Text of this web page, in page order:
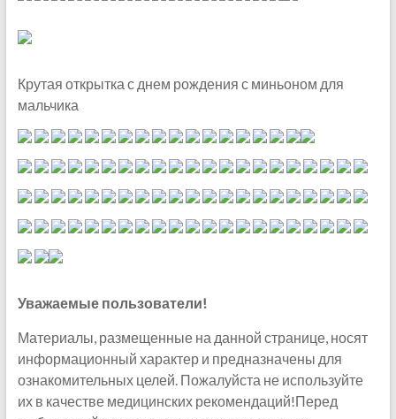
Крутая открытка с днем рождения с миньоном для
мальчика
Уважаемые пользователи!
Материалы, размещенные на данной странице, носят
информационный характер и предназначены для
ознакомительных целей. Пожалуйста не используйте
их в качестве медицинских рекомендаций!Перед